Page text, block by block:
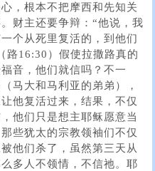
，根本不把摩西和先知关
财主还要争辩：“他说，我
个从死里复活的，到他们
路16:30）假使拉撒路真的
音，他们就信吗？不一
马大和马利亚的弟弟），
他复活过来，结果，不仅
他们只是想主耶稣愿意当
些犹太的宗教领袖们不仅
他们杀了，虽然第三天从
多人不领情，不信祂。耶